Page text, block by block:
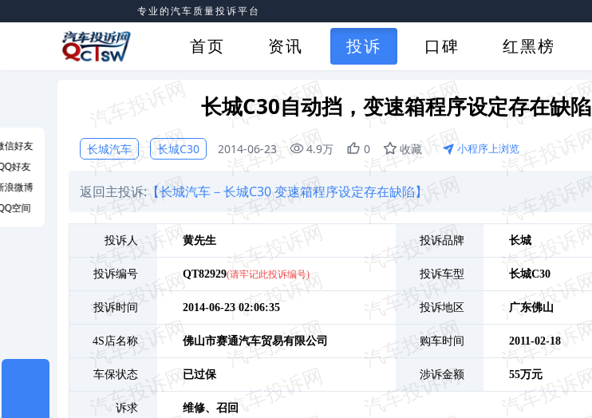
专业的汽车质量投诉平台
首页 资讯 投诉 口碑 红黑榜
长城C30自动挡，变速箱程序设定存在缺陷
长城汽车 长城C30 2014-06-23 4.9万 0 收藏 小程序上浏览
返回主投诉: 【长城汽车－长城C30 变速箱程序设定存在缺陷】
投诉人 黄先生 投诉品牌 长城
投诉编号 QT82929(请牢记此投诉编号) 投诉车型 长城C30
投诉时间 2014-06-23 02:06:35 投诉地区 广东佛山
4S店名称 佛山市赛通汽车贸易有限公司 购车时间 2011-02-18
车保状态 已过保 涉诉金额 55万元
诉求 维修、 召回
信好友
好友
浪微博
空间